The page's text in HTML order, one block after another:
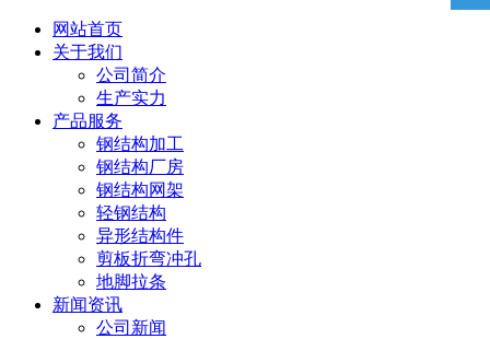
网站首页
关于我们
公司简介
生产实力
产品服务
钢结构加工
钢结构厂房
钢结构网架
轻钢结构
异形结构件
剪板折弯冲孔
地脚拉条
新闻资讯
公司新闻